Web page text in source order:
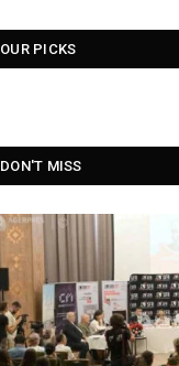
OUR PICKS
DON'T MISS